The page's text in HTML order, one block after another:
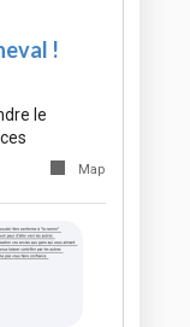
!
le
Map